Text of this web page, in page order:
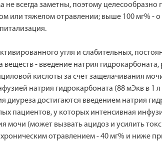
не всегда заметны, поэтому
или тяжелом отравлении; выше 100 мг%
угля и слабительных,
веществ - введение натрия
кислоты за счет защелачивания
натрия гидрокарбоната (88 мЭкв в 1
достигаются введением натрия
пациентов, у которых интенсивная
мочи (может вызвать ацидоз и усилить
хроническим отравлением - 40 мг% и